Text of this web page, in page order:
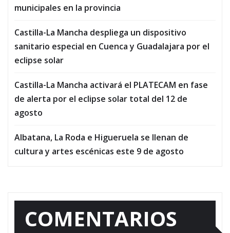
municipales en la provincia
Castilla-La Mancha despliega un dispositivo
sanitario especial en Cuenca y Guadalajara por el
eclipse solar
Castilla-La Mancha activará el PLATECAM en fase
de alerta por el eclipse solar total del 12 de
agosto
Albatana, La Roda e Higueruela se llenan de
cultura y artes escénicas este 9 de agosto
COMENTARIOS